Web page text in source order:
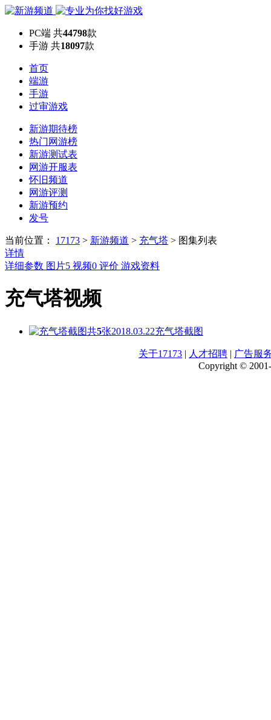
PC端 共44798款
手游 共18097款
首页
端游
手游
过审游戏
新游期待榜
热门网游榜
新游测试表
网游开服表
怀旧频道
网游评测
新游预约
发号
当前位置： 17173 > 新游频道 > 充气塔 > 图集列表
详情
详细参数 图片5 视频0 评价 游戏资料
充气塔视频
共5张2018.03.22充气塔截图
关于17173 | 人才招聘 | 广告服
Copyright ©